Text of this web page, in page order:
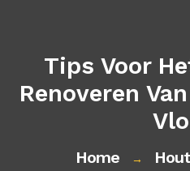
Tips Voor
Renoveren
Home →